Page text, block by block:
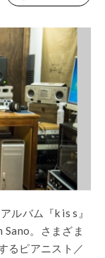
ルバム『k is s』
Sano。さまざま
るピアニスト／